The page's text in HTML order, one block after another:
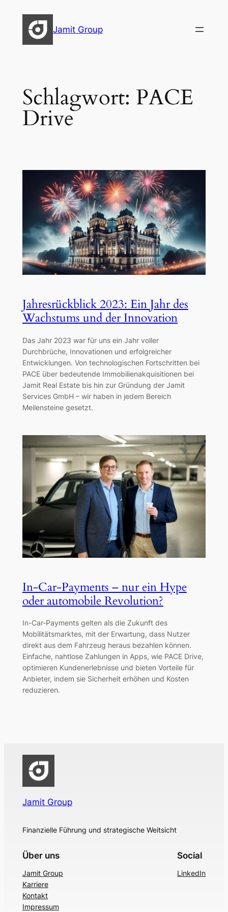
springen
Jamit Group
Schlagwort: PACE
Drive
Jahresrückblick 2023: Ein Jahr des
Wachstums und der Innovation
Das Jahr 2023 war für uns ein Jahr voller
Durchbrüche, Innovationen und erfolgreicher
Entwicklungen. Von technologischen Fortschritten bei
PACE über bedeutende Immobilienakquisitionen bei
Jamit Real Estate bis hin zur Gründung der Jamit
Services GmbH – wir haben in jedem Bereich
Meilensteine gesetzt.
In-Car-Payments – nur ein Hype
oder automobile Revolution?
In-Car-Payments gelten als die Zukunft des
Mobilitätsmarktes, mit der Erwartung, dass Nutzer
direkt aus dem Fahrzeug heraus bezahlen können.
Einfache, nahtlose Zahlungen in Apps, wie PACE Drive,
optimieren Kundenerlebnisse und bieten Vorteile für
Anbieter, indem sie Sicherheit erhöhen und Kosten
reduzieren.
Jamit Group
Finanzielle Führung und strategische Weitsicht
Über uns
Jamit Group
Karriere
Kontakt
Impressum
Social
LinkedIn